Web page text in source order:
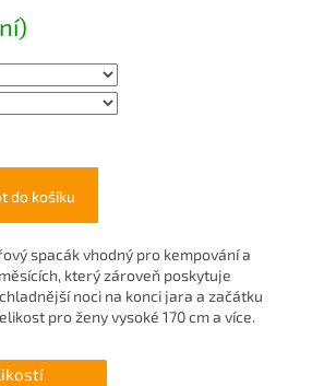
do košíku
spacák vhodný pro kempování a
který zároveň poskytuje
noci na konci jara a začátku
pro ženy vysoké 170 cm a více.